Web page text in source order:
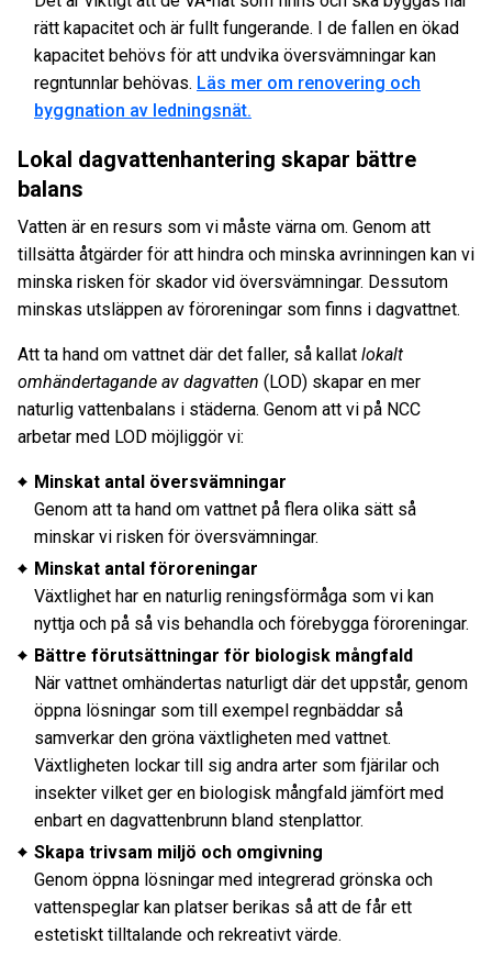
rätt kapacitet och är fullt fungerande. I de fallen en ökad
kapacitet behövs för att undvika översvämningar kan
regntunnlar behövas. Läs mer om renovering och
byggnation av ledningsnät.
Lokal dagvattenhantering skapar bättre
balans
Vatten är en resurs som vi måste värna om. Genom att
tillsätta åtgärder för att hindra och minska avrinningen kan vi
minska risken för skador vid översvämningar. Dessutom
minskas utsläppen av föroreningar som finns i dagvattnet.
Att ta hand om vattnet där det faller, så kallat lokalt
omhändertagande av dagvatten (LOD) skapar en mer
naturlig vattenbalans i städerna. Genom att vi på NCC
arbetar med LOD möjliggör vi:
Minskat antal översvämningar
Genom att ta hand om vattnet på flera olika sätt så
minskar vi risken för översvämningar.
Minskat antal föroreningar
Växtlighet har en naturlig reningsförmåga som vi kan
nyttja och på så vis behandla och förebygga föroreningar.
Bättre förutsättningar för biologisk mångfald
När vattnet omhändertas naturligt där det uppstår, genom
öppna lösningar som till exempel regnbäddar så
samverkar den gröna växtligheten med vattnet.
Växtligheten lockar till sig andra arter som fjärilar och
insekter vilket ger en biologisk mångfald jämfört med
enbart en dagvattenbrunn bland stenplattor.
Skapa trivsam miljö och omgivning
Genom öppna lösningar med integrerad grönska och
vattenspeglar kan platser berikas så att de får ett
estetiskt tilltalande och rekreativt värde.